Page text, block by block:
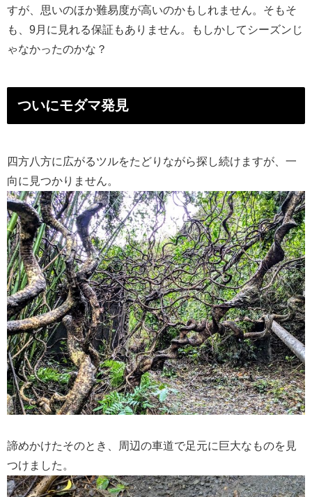
すが、思いのほか難易度が高いのかもしれません。そもそ
も、9月に見れる保証もありません。もしかしてシーズンじ
ゃなかったのかな？
ついにモダマ発見
四方八方に広がるツルをたどりながら探し続けますが、一
向に見つかりません。
諦めかけたそのとき、周辺の車道で足元に巨大なものを見
つけました。